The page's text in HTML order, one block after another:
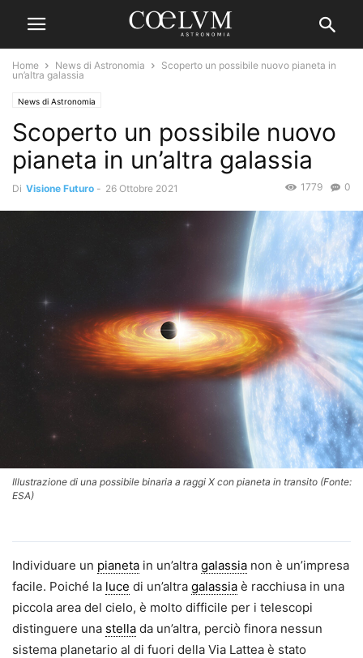
Home News di Astronomia
Scoperto un possibile nuovo pianeta in
un’altra galassia
News di Astronomia
Scoperto un possibile nuovo
pianeta in un’altra galassia
Di Visione Futuro - 26 Ottobre 2021 0
1779
Illustrazione di una possibile binaria a raggi X con pianeta in transito (Fonte:
ESA)
Individuare un pianeta in un’altra galassia non è un’impresa
facile. Poiché la luce di un’altra galassia è racchiusa in una
piccola area del cielo, è molto difficile per i telescopi
distinguere una stella da un’altra, perciò finora nessun
sistema planetario al di fuori della Via Lattea è stato